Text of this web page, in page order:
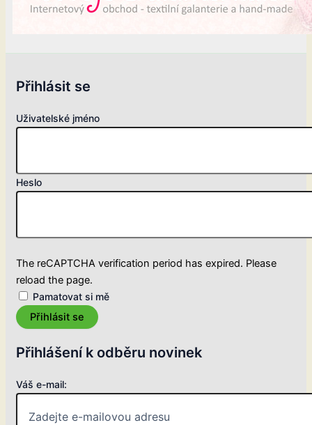
Přihlásit se
Uživatelské jméno
Heslo
The reCAPTCHA verification period has expired. Please
reload the page.
Pamatovat si mě
Přihlásit se
Přihlášení k odběru novinek
Váš e-mail: